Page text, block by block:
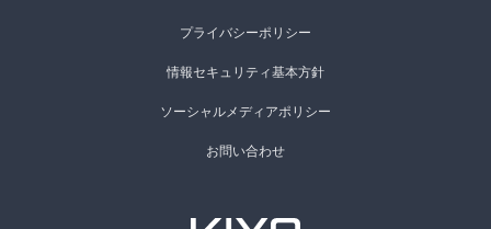
プライバシーポリシー
情報セキュリティ基本方針
ソーシャルメディアポリシー
お問い合わせ